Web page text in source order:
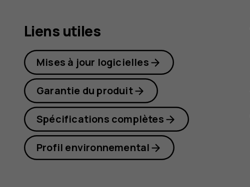
Liens utiles
Mises à jour logicielles
Garantie du produit
Spécifications complètes
Profil environnemental